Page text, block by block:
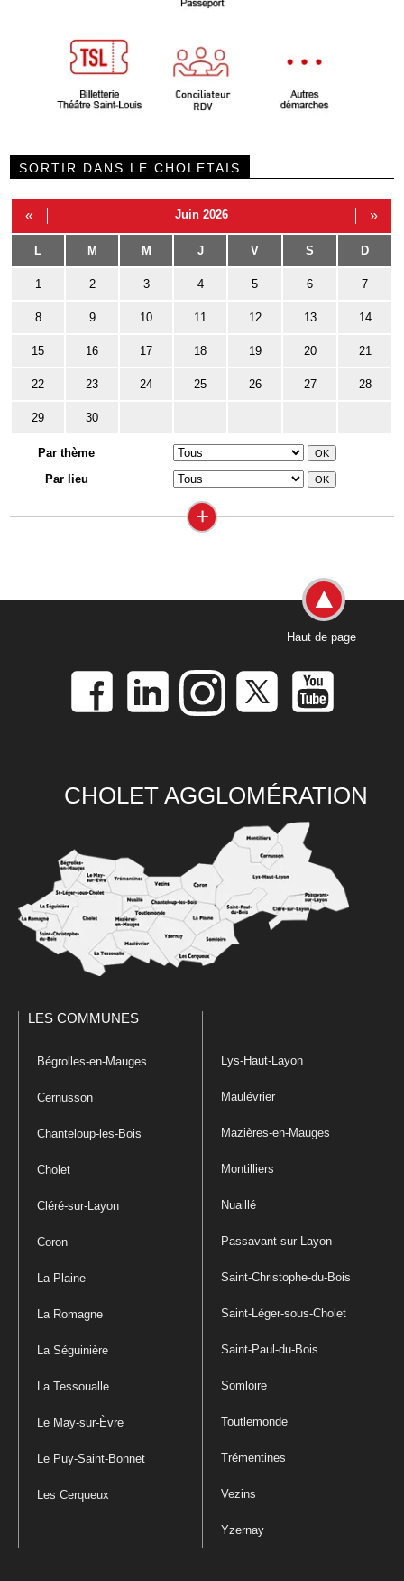
SORTIR DANS LE CHOLETAIS
« Juin 2026 »
L M M J V S D
1 2 3 4 5 6 7
8 9 10 11 12 13 14
15 16 17 18 19 20 21
22 23 24 25 26 27 28
29 30
Par thème
Par lieu
+
Haut de page
CHOLET AGGLOMÉRATION
LES COMMUNES
Bégrolles-en-Mauges
Cernusson
Chanteloup-les-Bois
Cholet
Cléré-sur-Layon
Coron
La Plaine
La Romagne
La Séguinière
La Tessoualle
Le May-sur-Èvre
Le Puy-Saint-Bonnet
Les Cerqueux
Lys-Haut-Layon
Maulévrier
Mazières-en-Mauges
Montilliers
Nuaillé
Passavant-sur-Layon
Saint-Christophe-du-Bois
Saint-Léger-sous-Cholet
Saint-Paul-du-Bois
Somloire
Toutlemonde
Trémentines
Vezins
Yzernay